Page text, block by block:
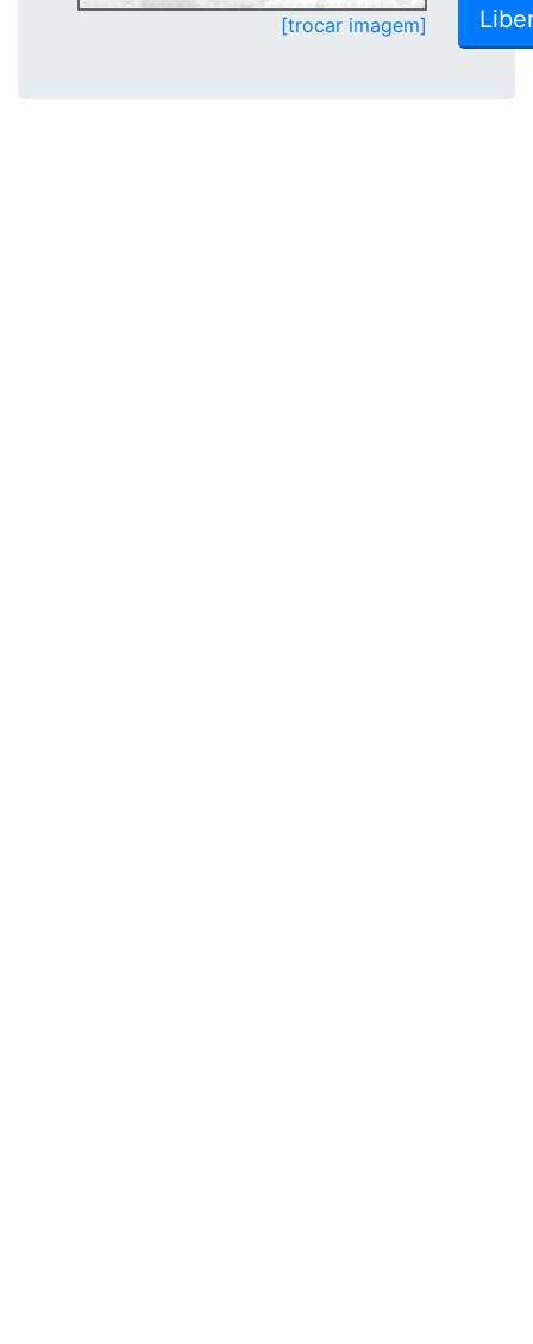
[trocar imagem]